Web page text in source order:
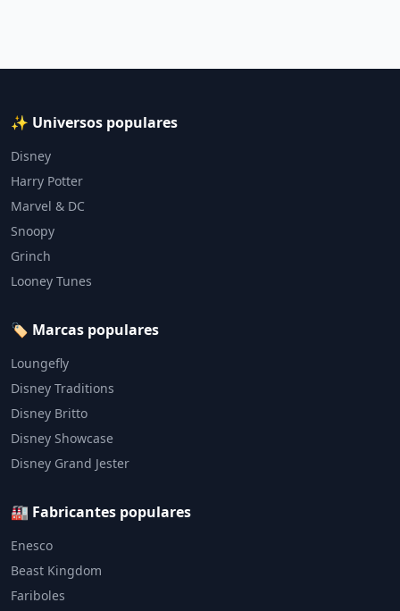
✨ Universos populares
Disney
Harry Potter
Marvel & DC
Snoopy
Grinch
Looney Tunes
🏷️ Marcas populares
Loungefly
Disney Traditions
Disney Britto
Disney Showcase
Disney Grand Jester
🏭 Fabricantes populares
Enesco
Beast Kingdom
Fariboles